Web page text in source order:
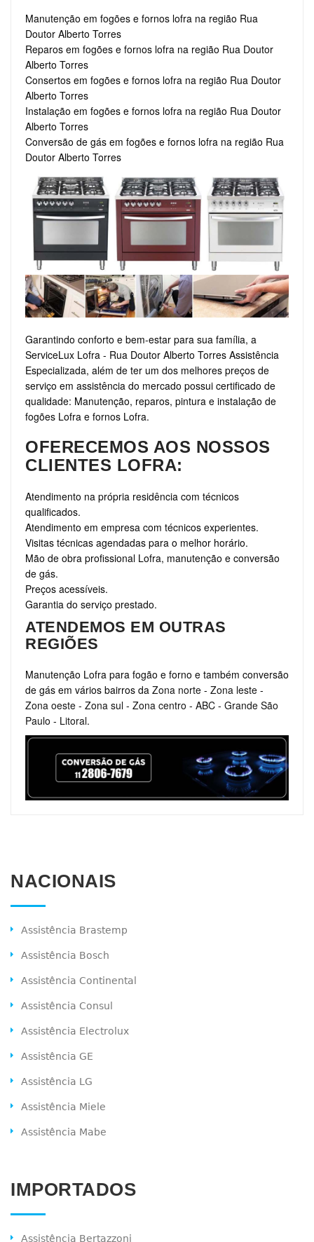
Manutenção em fogões e fornos lofra na região Rua
Doutor Alberto Torres
Reparos em fogões e fornos lofra na região Rua Doutor
Alberto Torres
Consertos em fogões e fornos lofra na região Rua Doutor
Alberto Torres
Instalação em fogões e fornos lofra na região Rua Doutor
Alberto Torres
Conversão de gás em fogões e fornos lofra na região Rua
Doutor Alberto Torres
Garantindo conforto e bem-estar para sua família, a
ServiceLux Lofra - Rua Doutor Alberto Torres Assistência
Especializada, além de ter um dos melhores preços de
serviço em assistência do mercado possui certificado de
qualidade: Manutenção, reparos, pintura e instalação de
fogões Lofra e fornos Lofra.
OFERECEMOS AOS NOSSOS
CLIENTES LOFRA:
Atendimento na própria residência com técnicos
qualificados.
Atendimento em empresa com técnicos experientes.
Visitas técnicas agendadas para o melhor horário.
Mão de obra profissional Lofra, manutenção e conversão
de gás.
Preços acessíveis.
Garantia do serviço prestado.
ATENDEMOS EM OUTRAS
REGIÕES
Manutenção Lofra para fogão e forno e também conversão
de gás em vários bairros da Zona norte - Zona leste -
Zona oeste - Zona sul - Zona centro - ABC - Grande São
Paulo - Litoral.
NACIONAIS
Assistência Brastemp
Assistência Bosch
Assistência Continental
Assistência Consul
Assistência Electrolux
Assistência GE
Assistência LG
Assistência Miele
Assistência Mabe
IMPORTADOS
Assistência Bertazzoni